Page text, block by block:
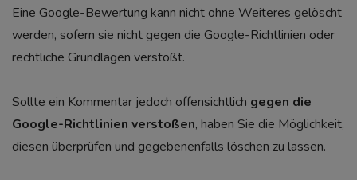
Eine Google-Bewertung kann nicht ohne Weiteres gelöscht
werden, sofern sie nicht gegen die Google-Richtlinien oder
rechtliche Grundlagen verstößt.
Sollte ein Kommentar jedoch offensichtlich gegen die
Google-Richtlinien verstoßen, haben Sie die Möglichkeit,
diesen überprüfen und gegebenenfalls löschen zu lassen.